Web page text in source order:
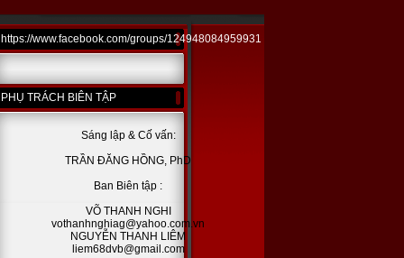
https://www.facebook.com/groups/124948084959931
PHỤ TRÁCH BIÊN TẬP
Sáng lập & Cố vấn:
TRẦN ĐĂNG HỒNG, PhD
Ban Biên tập :
VÕ THANH NGHI
vothanhnghiag@yahoo.com.vn
NGUYỄN THANH LIÊM
liem68dvb@gmail.com